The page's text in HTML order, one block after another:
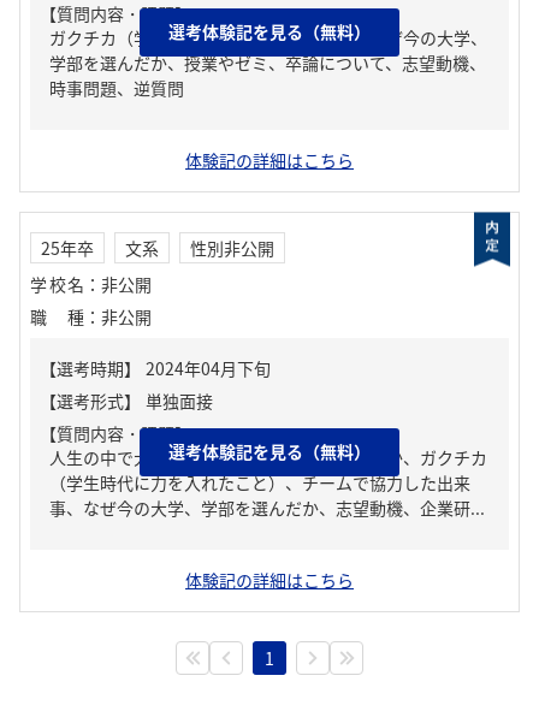
【質問内容・課題】
ガクチカ（学生時代に力を入れたこと）、なぜ今の大学、
学部を選んだか、授業やゼミ、卒論について、志望動機、
時事問題、逆質問
選考体験記を見る（無料）
体験記の詳細はこちら
25年卒 文系
性別非公開
学校名 ： 非公開
職種 ： 非公開
【質問内容・課題】
人生の中で大きな挫折経験。どう乗り越えたか、ガクチカ
（学生時代に力を入れたこと）、チームで協力した出来
事、なぜ今の大学、学部を選んだか、志望動機、企業研...
選考体験記を見る（無料）
体験記の詳細はこちら
1